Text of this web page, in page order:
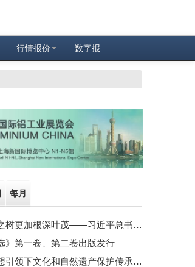
行情报价 数字报
每月
让中朝传统友谊之树更加根深叶茂——习近平总书记对朝鲜进行国事访问纪实
》第一卷、第二卷出版发行
在习近平文化思想引领下文化和自然遗产保护传承利用工作开创新局面